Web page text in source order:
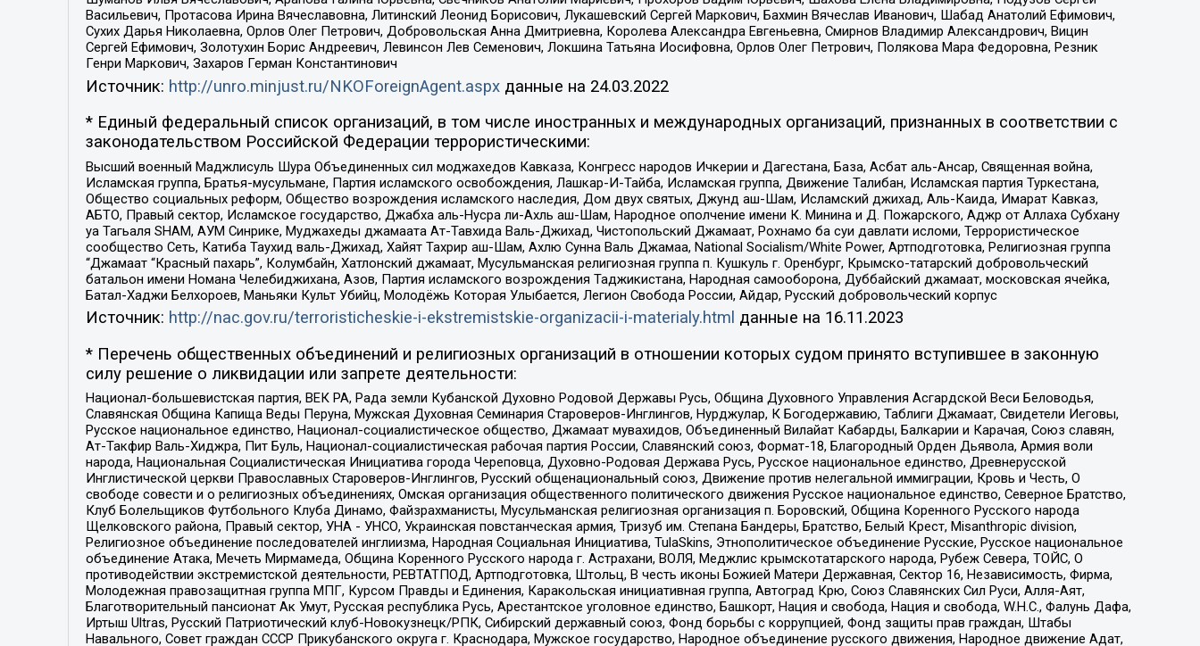
Васильевич, Протасова Ирина Вячеславовна, Литинский Леонид Борисович, Лукашевский Сергей Маркович, Бахмин Вячеслав Иванович, Шабад Анатолий Ефимович,
Сухих Дарья Николаевна, Орлов Олег Петрович, Добровольская Анна Дмитриевна, Королева Александра Евгеньевна, Смирнов Владимир Александрович, Вицин
Сергей Ефимович, Золотухин Борис Андреевич, Левинсон Лев Семенович, Локшина Татьяна Иосифовна, Орлов Олег Петрович, Полякова Мара Федоровна, Резник
Генри Маркович, Захаров Герман Константинович
Источник: http://unro.minjust.ru/NKOForeignAgent.aspxданные на 24.03.2022
* Единый федеральный список организаций, в том числе иностранных и международных организаций, признанных в соответствии с
законодательством Российской Федерации террористическими:
Высший военный Маджлисуль Шура Объединенных сил моджахедов Кавказа, Конгресс народов Ичкерии и Дагестана, База, Асбат аль-Ансар, Священная война,
Исламская группа, Братья-мусульмане, Партия исламского освобождения, Лашкар-И-Тайба, Исламская группа, Движение Талибан, Исламская партия Туркестана,
Общество социальных реформ, Общество возрождения исламского наследия, Дом двух святых, Джунд аш-Шам, Исламский джихад, Аль-Каида, Имарат Кавказ,
АБТО, Правый сектор, Исламское государство, Джабха аль-Нусра ли-Ахль аш-Шам, Народное ополчение имени К. Минина и Д. Пожарского, Аджр от Аллаха Субхану
уа Тагьаля SHAM, АУМ Синрике, Муджахеды джамаата Ат-Тавхида Валь-Джихад, Чистопольский Джамаат, Рохнамо ба суи давлати исломи, Террористическое
сообщество Сеть, Катиба Таухид валь-Джихад, Хайят Тахрир аш-Шам, Ахлю Сунна Валь Джамаа, National Socialism/White Power, Артподготовка, Религиозная группа
“Джамаат “Красный пахарь”, Колумбайн, Хатлонский джамаат, Мусульманская религиозная группа п. Кушкуль г. Оренбург, Крымско-татарский добровольческий
батальон имени Номана Челебиджихана, Азов, Партия исламского возрождения Таджикистана, Народная самооборона, Дуббайский джамаат, московская ячейка,
Батал-Хаджи Белхороев, Маньяки Культ Убийц, Молодёжь Которая Улыбается, Легион Свобода России, Айдар, Русский добровольческий корпус
Источник: http://nac.gov.ru/terroristicheskie-i-ekstremistskie-organizacii-i-materialy.html данные на 16.11.2023
* Перечень общественных объединений и религиозных организаций в отношении которых судом принято вступившее в законную
силу решение о ликвидации или запрете деятельности:
Национал-большевистская партия, ВЕК РА, Рада земли Кубанской Духовно Родовой Державы Русь, Община Духовного Управления Асгардской Веси Беловодья,
Славянская Община Капища Веды Перуна, Мужская Духовная Семинария Староверов-Инглингов, Нурджулар, К Богодержавию, Таблиги Джамаат, Свидетели Иеговы,
Русское национальное единство, Национал-социалистическое общество, Джамаат мувахидов, Объединенный Вилайат Кабарды, Балкарии и Карачая, Союз славян,
Ат-Такфир Валь-Хиджра, Пит Буль, Национал-социалистическая рабочая партия России, Славянский союз, Формат-18, Благородный Орден Дьявола, Армия воли
народа, Национальная Социалистическая Инициатива города Череповца, Духовно-Родовая Держава Русь, Русское национальное единство, Древнерусской
Инглистической церкви Православных Староверов-Инглингов, Русский общенациональный союз, Движение против нелегальной иммиграции, Кровь и Честь, О
свободе совести и о религиозных объединениях, Омская организация общественного политического движения Русское национальное единство, Северное Братство,
Клуб Болельщиков Футбольного Клуба Динамо, Файзрахманисты, Мусульманская религиозная организация п. Боровский, Община Коренного Русского народа
Щелковского района, Правый сектор, УНА - УНСО, Украинская повстанческая армия, Тризуб им. Степана Бандеры, Братство, Белый Крест, Misanthropic division,
Религиозное объединение последователей инглиизма, Народная Социальная Инициатива, TulaSkins, Этнополитическое объединение Русские, Русское национальное
объединение Атака, Мечеть Мирмамеда, Община Коренного Русского народа г. Астрахани, ВОЛЯ, Меджлис крымскотатарского народа, Рубеж Севера, ТОЙС, О
противодействии экстремистской деятельности, РЕВТАТПОД, Артподготовка, Штольц, В честь иконы Божией Матери Державная, Сектор 16, Независимость, Фирма,
Молодежная правозащитная группа МПГ, Курсом Правды и Единения, Каракольская инициативная группа, Автоград Крю, Союз Славянских Сил Руси, Алля-Аят,
Благотворительный пансионат Ак Умут, Русская республика Русь, Арестантское уголовное единство, Башкорт, Нация и свобода, Нация и свобода, W.H.С., Фалунь Дафа,
Иртыш Ultras, Русский Патриотический клуб-Новокузнецк/РПК, Сибирский державный союз, Фонд борьбы с коррупцией, Фонд защиты прав граждан, Штабы
Навального, Совет граждан СССР Прикубанского округа г. Краснодара, Мужское государство, Народное объединение русского движения, Народное движение Адат,